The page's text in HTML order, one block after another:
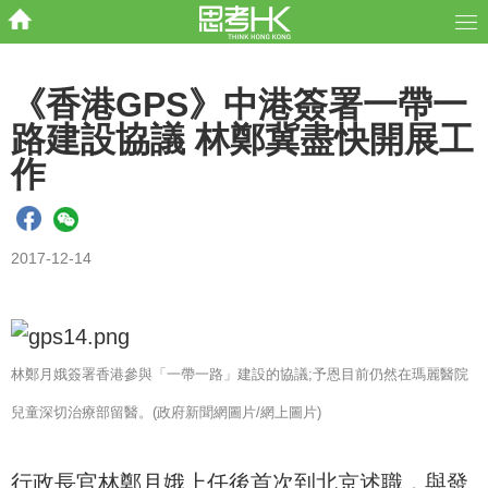
《香港GPS》中港簽署一帶一
路建設協議 林鄭冀盡快開展工
作
2017-12-14
林鄭月娥簽署香港參與「一帶一路」建設的協議;予恩目前仍然在瑪麗醫院
兒童深切治療部留醫。(政府新聞網圖片/網上圖片)
行政長官林鄭月娥上任後首次到北京述職，與發